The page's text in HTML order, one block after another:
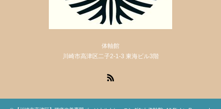
体軸館
川崎市高津区二子2-1-3 東海ビル3階